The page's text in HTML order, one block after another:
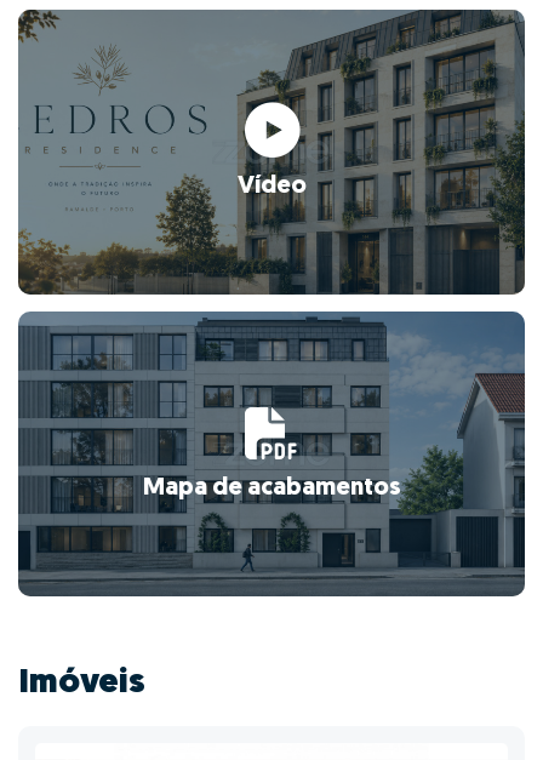
Vídeo
Mapa de acabamentos
Imóveis